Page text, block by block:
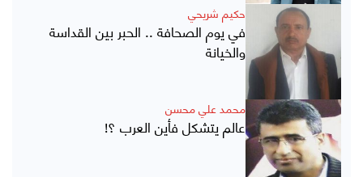
حكيم شريحي
في يوم الصحافة .. الحبر بين القداسة
والخيانة
محمد علي محسن
عالم يتشكل فأين العرب ؟!